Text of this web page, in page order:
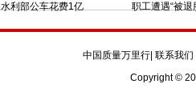
水利部公车花费1亿 职工遭遇“被退
中国质量万里行 联系我们
Copyright ©